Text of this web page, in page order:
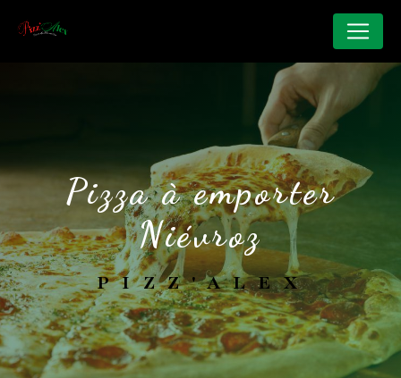
pizza à emporter
Niévroz
PIZZ'ALEX